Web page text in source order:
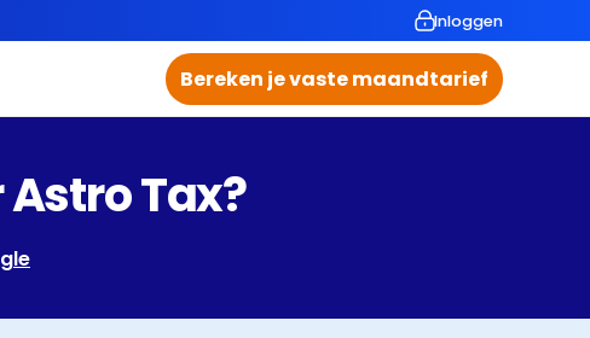
Inloggen
Bereken je vaste maandtarief
Tax?